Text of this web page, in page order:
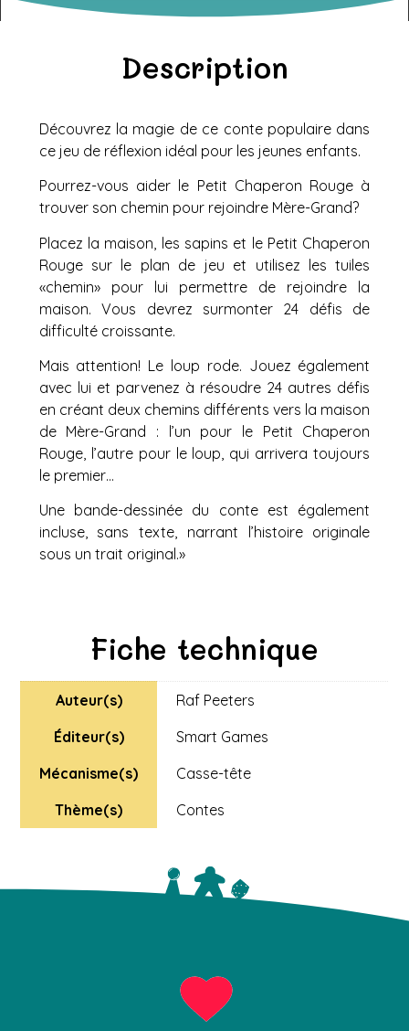
Description
Découvrez la magie de ce conte populaire dans
ce jeu de réflexion idéal pour les jeunes enfants.
Pourrez-vous aider le Petit Chaperon Rouge à
trouver son chemin pour rejoindre Mère-Grand?
Placez la maison, les sapins et le Petit Chaperon
Rouge sur le plan de jeu et utilisez les tuiles
«chemin» pour lui permettre de rejoindre la
maison. Vous devrez surmonter 24 défis de
difficulté croissante.
Mais attention! Le loup rode. Jouez également
avec lui et parvenez à résoudre 24 autres défis
en créant deux chemins différents vers la maison
de Mère-Grand : l’un pour le Petit Chaperon
Rouge, l’autre pour le loup, qui arrivera toujours
le premier…
Une bande-dessinée du conte est également
incluse, sans texte, narrant l’histoire originale
sous un trait original.»
Fiche technique
Auteur(s)
Raf Peeters
Éditeur(s)
Smart Games
Mécanisme(s)
Casse-tête
Thème(s)
Contes